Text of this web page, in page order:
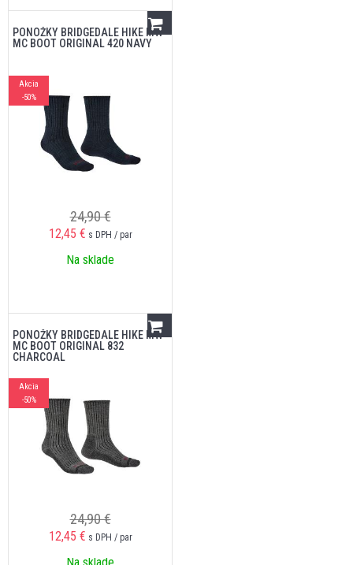
PONOŽKY BRIDGEDALE HIKE MW
MC BOOT ORIGINAL 420 NAVY
Akcia
-50%
24,90 €
12,45 € s DPH / par
Na sklade
PONOŽKY BRIDGEDALE HIKE MW
MC BOOT ORIGINAL 832
CHARCOAL
Akcia
-50%
24,90 €
12,45 € s DPH / par